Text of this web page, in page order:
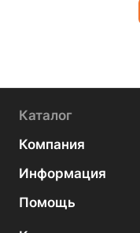
Каталог
Компания
Информация
Помощь